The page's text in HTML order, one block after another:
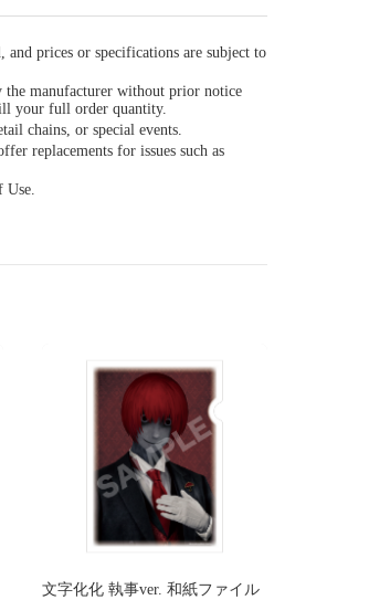
prices or specifications are subject to
manufacturer without prior notice
your full order quantity.
chains, or special events.
replacements for issues such as
Use.
文字化化 執事ver. 和紙ファイル